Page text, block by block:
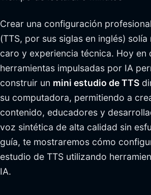
Crear una configuración
(TTS, por sus siglas en inglés)
caro y experiencia técnica. Hoy en
herramientas impulsadas por IA
construir un mini estudio de TTS
su computadora, permitiendo a
contenido, educadores y
voz sintética de alta calidad sin
guía, te mostraremos cómo
estudio de TTS utilizando
IA.